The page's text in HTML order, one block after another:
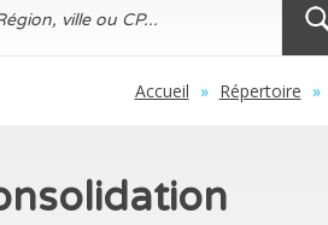
Accueil » Répertoire »